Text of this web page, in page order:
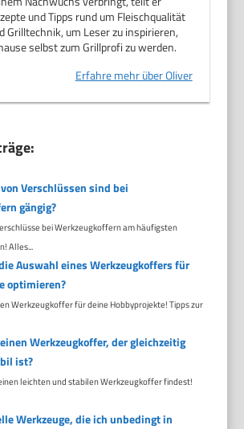
und Tipps rund um Fleischqualität
Grilltechnik, um Leser zu inspirieren,
selbst zum Grillprofi zu werden.
Erfahre mehr über Oliver
Verschlüssen sind bei
gängig?
bei Werkzeugkoffern am häufigsten
Alles...
Auswahl eines Werkzeugkoffers für
optimieren?
Werkzeugkoffer für deine Hobbyprojekte! Tipps zur
Werkzeugkoffer, der gleichzeitig
ist?
leichten und stabilen Werkzeugkoffer findest!
Werkzeuge, die ich unbedingt in